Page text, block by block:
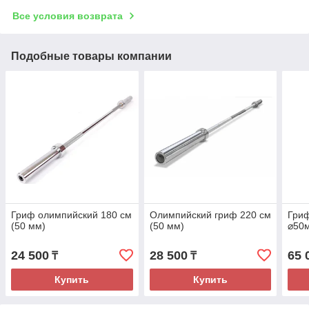
Все условия возврата
Подобные товары компании
Гриф олимпийский 180 см
(50 мм)
24 500 ₸
Купить
Олимпийский гриф 220 см
(50 мм)
28 500₸
Купить
65